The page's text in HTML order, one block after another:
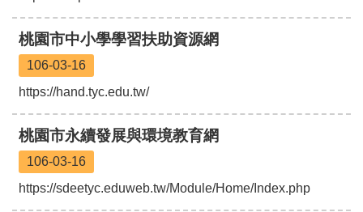
隱
權
政
策
網
安
桃園市中小學學習扶助資源網
106-03-16
https://hand.tyc.edu.tw/
桃園市永續發展與環境教育網
106-03-16
https://sdeetyc.eduweb.tw/Module/Home/Index.php